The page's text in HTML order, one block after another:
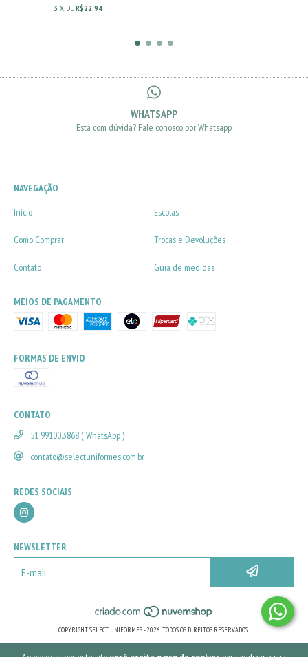
3 X DE R$22,94
WHATSAPP
Está com dúvida? Fale conosco por Whatsapp
NAVEGAÇÃO
Início
Escolas
Como Comprar Trocas e Devoluções
Contato Guia de medidas
MEIOS DE PAGAMENTO
FORMAS DE ENVIO
CONTATO
51 99100.3868 ( WhatsApp )
contato@selectuniformes.com.br
REDES SOCIAIS
NEWSLETTER
COPYRIGHT SELECT UNIFORMES - 2026. TODOS OS DIREITOS RESERVADOS.